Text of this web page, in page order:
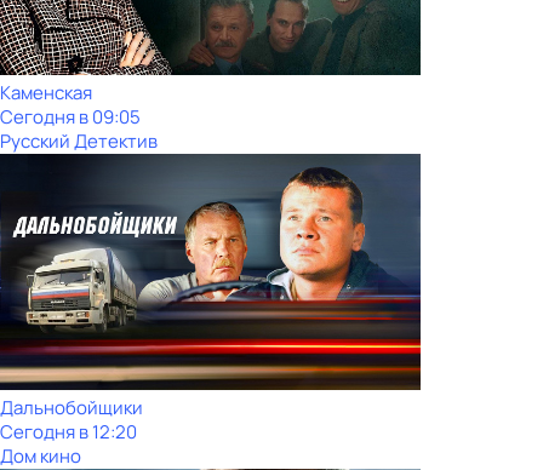
Каменская
Сегодня в 09:05
Русский Детектив
Дальнобойщики
Сегодня в 12:20
Дом кино